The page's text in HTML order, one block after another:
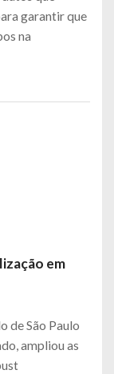
garantir que
na
em
de São Paulo
ampliou as